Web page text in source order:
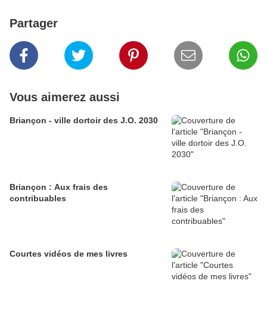
Partager
Vous aimerez aussi
Briançon - ville dortoir des J.O. 2030
Briançon : Aux frais des
contribuables
Courtes vidéos de mes livres